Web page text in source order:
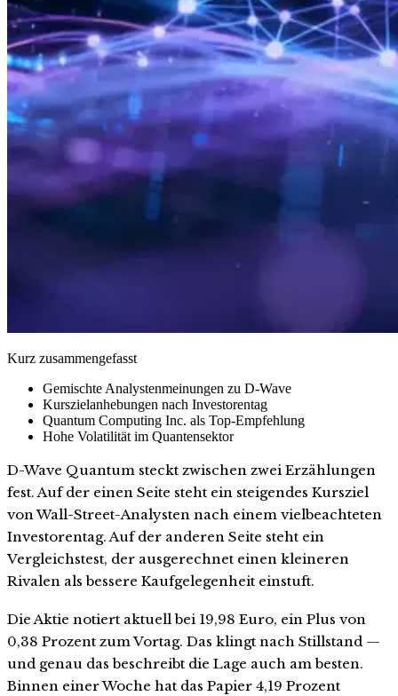
Kurz zusammengefasst
Gemischte Analystenmeinungen zu D-Wave
Kurszielanhebungen nach Investorentag
Quantum Computing Inc. als Top-Empfehlung
Hohe Volatilität im Quantensektor
D-Wave Quantum steckt zwischen zwei Erzählungen
fest. Auf der einen Seite steht ein steigendes Kursziel
von Wall-Street-Analysten nach einem vielbeachteten
Investorentag. Auf der anderen Seite steht ein
Vergleichstest, der ausgerechnet einen kleineren
Rivalen als bessere Kaufgelegenheit einstuft.
Die Aktie notiert aktuell bei 19,98 Euro, ein Plus von
0,38 Prozent zum Vortag. Das klingt nach Stillstand —
und genau das beschreibt die Lage auch am besten.
Binnen einer Woche hat das Papier 4,19 Prozent